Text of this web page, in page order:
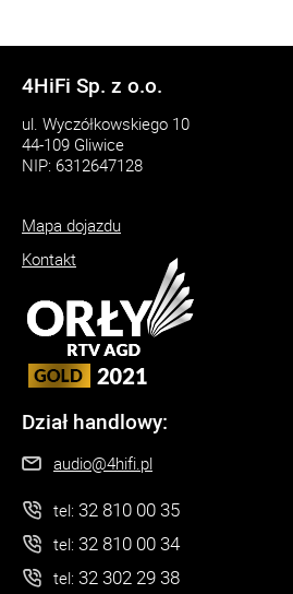
4HiFi Sp. z o.o.
ul. Wyczółkowskiego 10
44-109 Gliwice
NIP: 6312647128
Mapa dojazdu
Kontakt
Dział handlowy:
audio@4hifi.pl
tel: 32 810 00 35
tel: 32 810 00 34
tel: 32 302 29 38